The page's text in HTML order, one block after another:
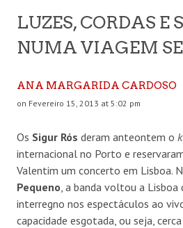
LUZES, CORDAS E
NUMA VIAGEM
ANA MARGARIDA CARDOSO
on Fevereiro 15, 2013 at 5:02 pm
Os Sigur Rós deram anteontem o
internacional no Porto e
Valentim um concerto em Lisboa.
Pequeno , a banda voltou a
interregno nos espectáculos ao
capacidade esgotada, ou seja,